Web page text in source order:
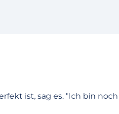
ist, sag es. "Ich bin